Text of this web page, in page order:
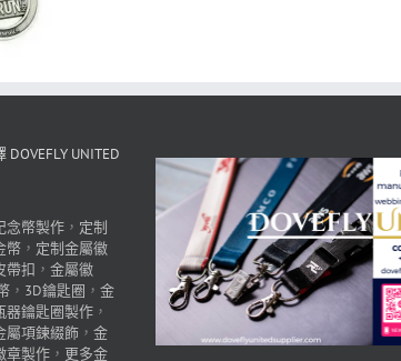
UNITED
念幣製作 ， 定制
幣 ， 定制金屬徽
帶扣 ， 金屬徽
， 3D鑰匙圈 ， 金
器鑰匙圈製作 ，
屬項鍊綴飾 ， 金
章製作 ， 更多金